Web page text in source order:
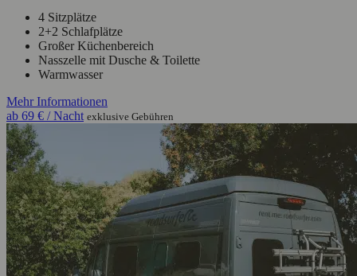
4 Sitzplätze
2+2 Schlafplätze
Großer Küchenbereich
Nasszelle mit Dusche & Toilette
Warmwasser
Mehr Informationen
ab 69 € / Nacht exklusive Gebühren